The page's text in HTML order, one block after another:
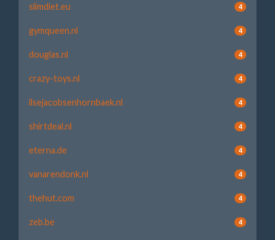
slimdiet.eu 4
gymqueen.nl 4
douglas.nl 4
crazy-toys.nl 4
ilsejacobsenhornbaek.nl 4
shirtdeal.nl 4
eterna.de 4
vanarendonk.nl 4
thehut.com 4
zeb.be 4